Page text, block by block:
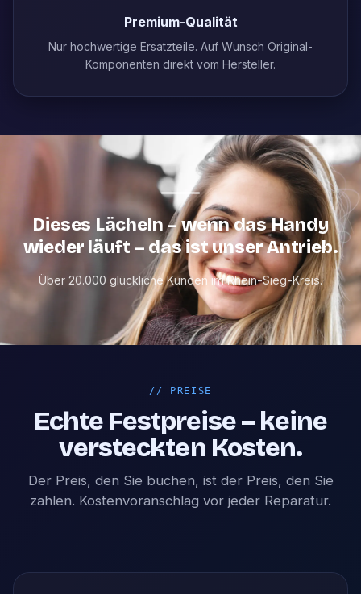
Premium-Qualität
Nur hochwertige Ersatzteile. Auf Wunsch Original-
Komponenten direkt vom Hersteller.
Dieses Lächeln – wenn das Handy
wieder läuft – das ist unser Antrieb.
Über 20.000 glückliche Kunden im Rhein-Sieg-Kreis.
// PREISE
Echte Festpreise – keine
versteckten Kosten.
Der Preis, den Sie buchen, ist der Preis, den Sie
zahlen. Kostenvoranschlag vor jeder Reparatur.